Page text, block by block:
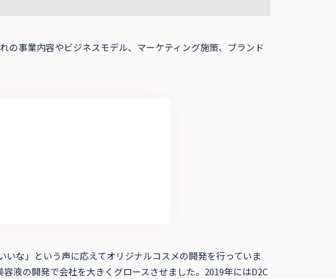
の事業内容やビジネスモデル、マーケティング施策、ブランド
いな」という声に応えてオリジナルコスメの開発を行っていま
液の開発で会社を大きくグロースさせました。2019年にはD2C